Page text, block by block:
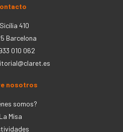
410
Barcelona
010 062
nosotros
somos?
La Misa